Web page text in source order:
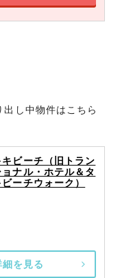
出し中物件はこちら
ビーチ（旧トラン
ナル・ホテル＆タ
ーチウォーク）
を見る